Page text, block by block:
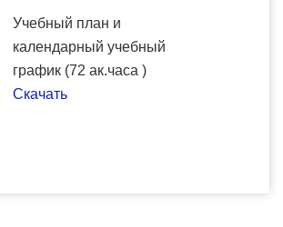
Учебный план и
календарный учебный
график (72 ак.часа )
Скачать